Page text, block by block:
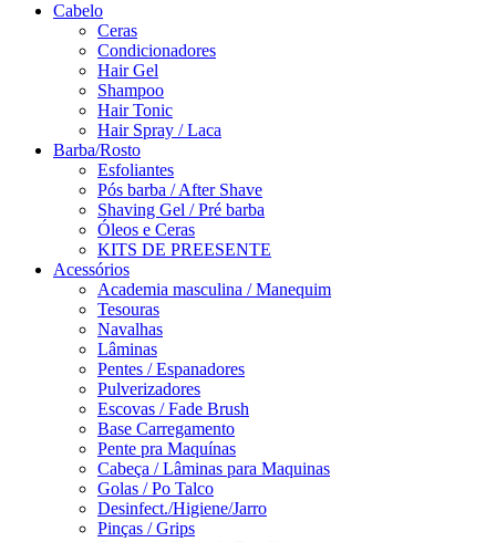
Cabelo
Ceras
Condicionadores
Hair Gel
Shampoo
Hair Tonic
Hair Spray / Laca
Barba/Rosto
Esfoliantes
Pós barba / After Shave
Shaving Gel / Pré barba
Óleos e Ceras
KITS DE PREESENTE
Acessórios
Academia masculina / Manequim
Tesouras
Navalhas
Lâminas
Pentes / Espanadores
Pulverizadores
Escovas / Fade Brush
Base Carregamento
Pente pra Maquínas
Cabeça / Lâminas para Maquinas
Golas / Po Talco
Desinfect./Higiene/Jarro
Pinças / Grips